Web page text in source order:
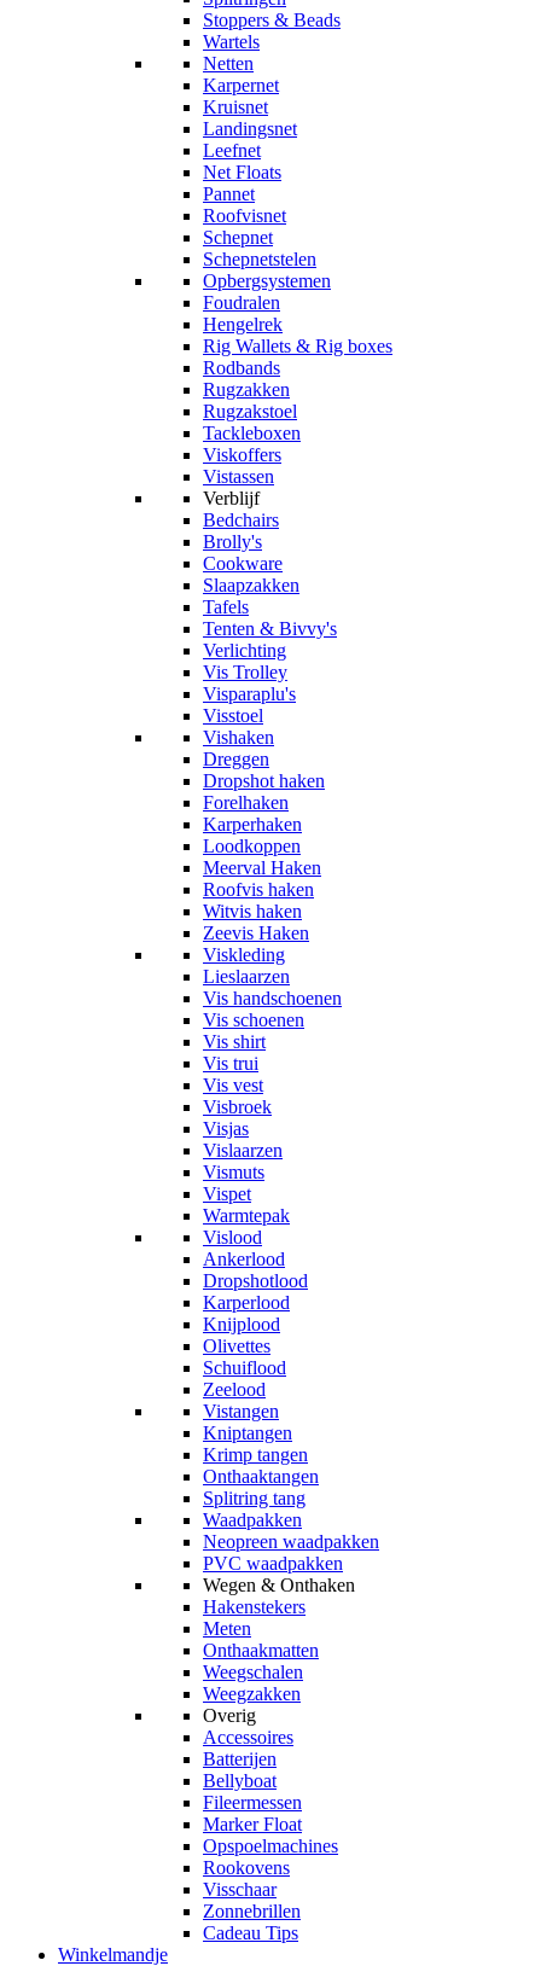
Stoppers & Beads
Wartels
Netten
Karpernet
Kruisnet
Landingsnet
Leefnet
Net Floats
Pannet
Roofvisnet
Schepnet
Schepnetstelen
Opbergsystemen
Foudralen
Hengelrek
Rig Wallets & Rig boxes
Rodbands
Rugzakken
Rugzakstoel
Tackleboxen
Viskoffers
Vistassen
Verblijf
Bedchairs
Brolly's
Cookware
Slaapzakken
Tafels
Tenten & Bivvy's
Verlichting
Vis Trolley
Visparaplu's
Visstoel
Vishaken
Dreggen
Dropshot haken
Forelhaken
Karperhaken
Loodkoppen
Meerval Haken
Roofvis haken
Witvis haken
Zeevis Haken
Viskleding
Lieslaarzen
Vis handschoenen
Vis schoenen
Vis shirt
Vis trui
Vis vest
Visbroek
Visjas
Vislaarzen
Vismuts
Vispet
Warmtepak
Vislood
Ankerlood
Dropshotlood
Karperlood
Knijplood
Olivettes
Schuiflood
Zeelood
Vistangen
Kniptangen
Krimp tangen
Onthaaktangen
Splitring tang
Waadpakken
Neopreen waadpakken
PVC waadpakken
Wegen & Onthaken
Hakenstekers
Meten
Onthaakmatten
Weegschalen
Weegzakken
Overig
Accessoires
Batterijen
Bellyboat
Fileermessen
Marker Float
Opspoelmachines
Rookovens
Visschaar
Zonnebrillen
Cadeau Tips
Winkelmandje